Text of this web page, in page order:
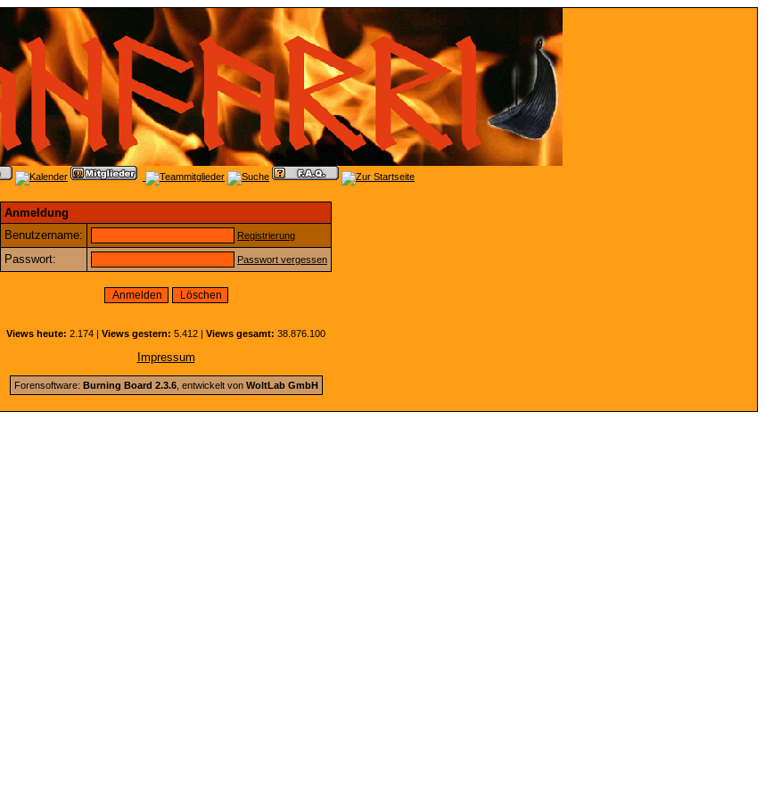
Anmeldung
Benutzername:
Registrierung
Passwort: Passwort vergessen
Views heute: 2.174 | Views gestern: 5.412 | Views gesamt: 38.876.100
Impressum
Forensoftware: Burning Board 2.3.6, entwickelt von WoltLab GmbH